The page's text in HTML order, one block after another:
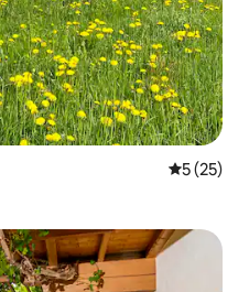
คะแนนเฉลี่
5 (25)